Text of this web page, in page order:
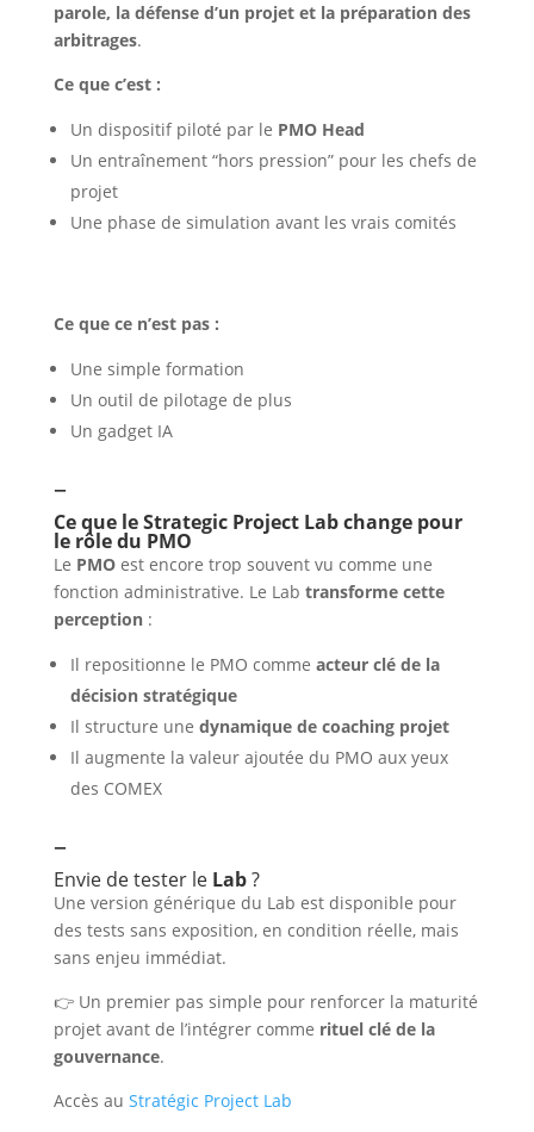
parole, la défense d’un projet et la préparation des
arbitrages.
Ce que c’est :
Un dispositif piloté par le PMO Head
Un entraînement “hors pression” pour les chefs de
projet
Une phase de simulation avant les vrais comités
Ce que ce n’est pas :
Une simple formation
Un outil de pilotage de plus
Un gadget IA
–
Ce que le Strategic Project Lab change pour
le rôle du PMO
Le PMOest encore trop souvent vu comme une
fonction administrative. Le Lab transforme cette
perception:
Il repositionne le PMO comme acteur clé de la
décision stratégique
Il structure une dynamique de coaching projet
Il augmente la valeur ajoutée du PMO aux yeux
des COMEX
–
Envie de tester le Lab?
Une version générique du Lab est disponible pour
des tests sans exposition, en condition réelle, mais
sans enjeu immédiat.
👉 Un premier pas simple pour renforcer la maturité
projet avant de l’intégrer comme rituel clé de la
gouvernance.
Accès au Stratégic Project Lab